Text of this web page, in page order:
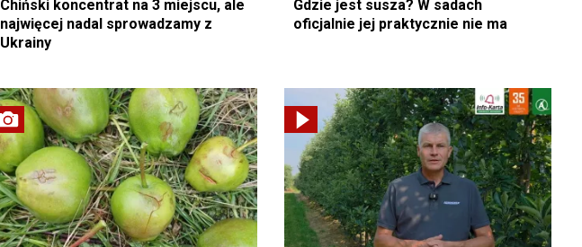
Chiński koncentrat na 3 miejscu, ale
najwięcej nadal sprowadzamy z
Ukrainy
Gdzie jest susza? W sadach
oficjalnie jej praktycznie nie ma